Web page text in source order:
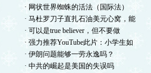
· 网状世界蜘蛛的活法（国际法）
· 马杜罗刀子直扎石油美元心窝，能
· 可以是true believer，但不要做
· 强力推荐YouTube此片：小学生如
· 伊朗问题能够一劳永逸吗？
· 中共的崛起是美国的失误吗